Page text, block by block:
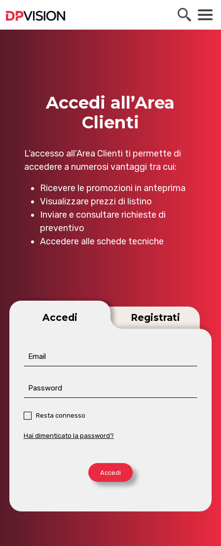
Accedi all’Area
Clienti
L’accesso all’Area Clienti ti permette di
accedere a numerosi vantaggi tra cui:
Ricevere le promozioni in anteprima
Visualizzare prezzi di listino
Inviare e consultare richieste di
preventivo
Accedere alle schede tecniche
Accedi Registrati
Email
Password
Resta connesso
Hai dimenticato la password?
Accedi